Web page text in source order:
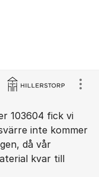
103604 fick vi
inte kommer
då vår
kvar till